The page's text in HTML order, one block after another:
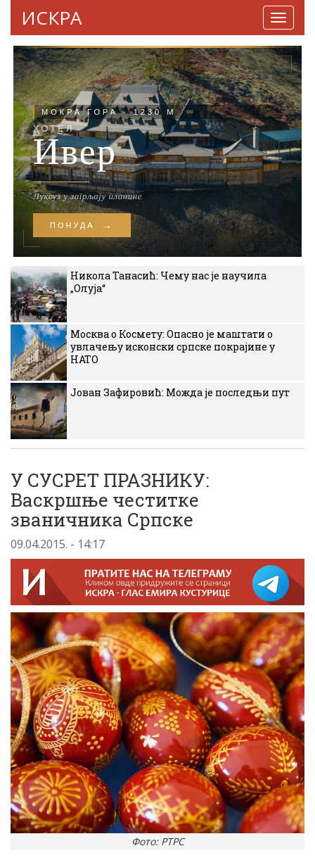
ИСКРА
Никола Танасић: Чему нас је научила
„Олуја“
Москва о Космету: Опасно је маштати о
увлачењу исконски српске покрајине у
НАТО
Јован Зафировић: Можда је последњи пут
У СУСРЕТ ПРАЗНИКУ:
Васкршње честитке
званичника Српске
09.04.2015. - 14:17
Фото: РТРС